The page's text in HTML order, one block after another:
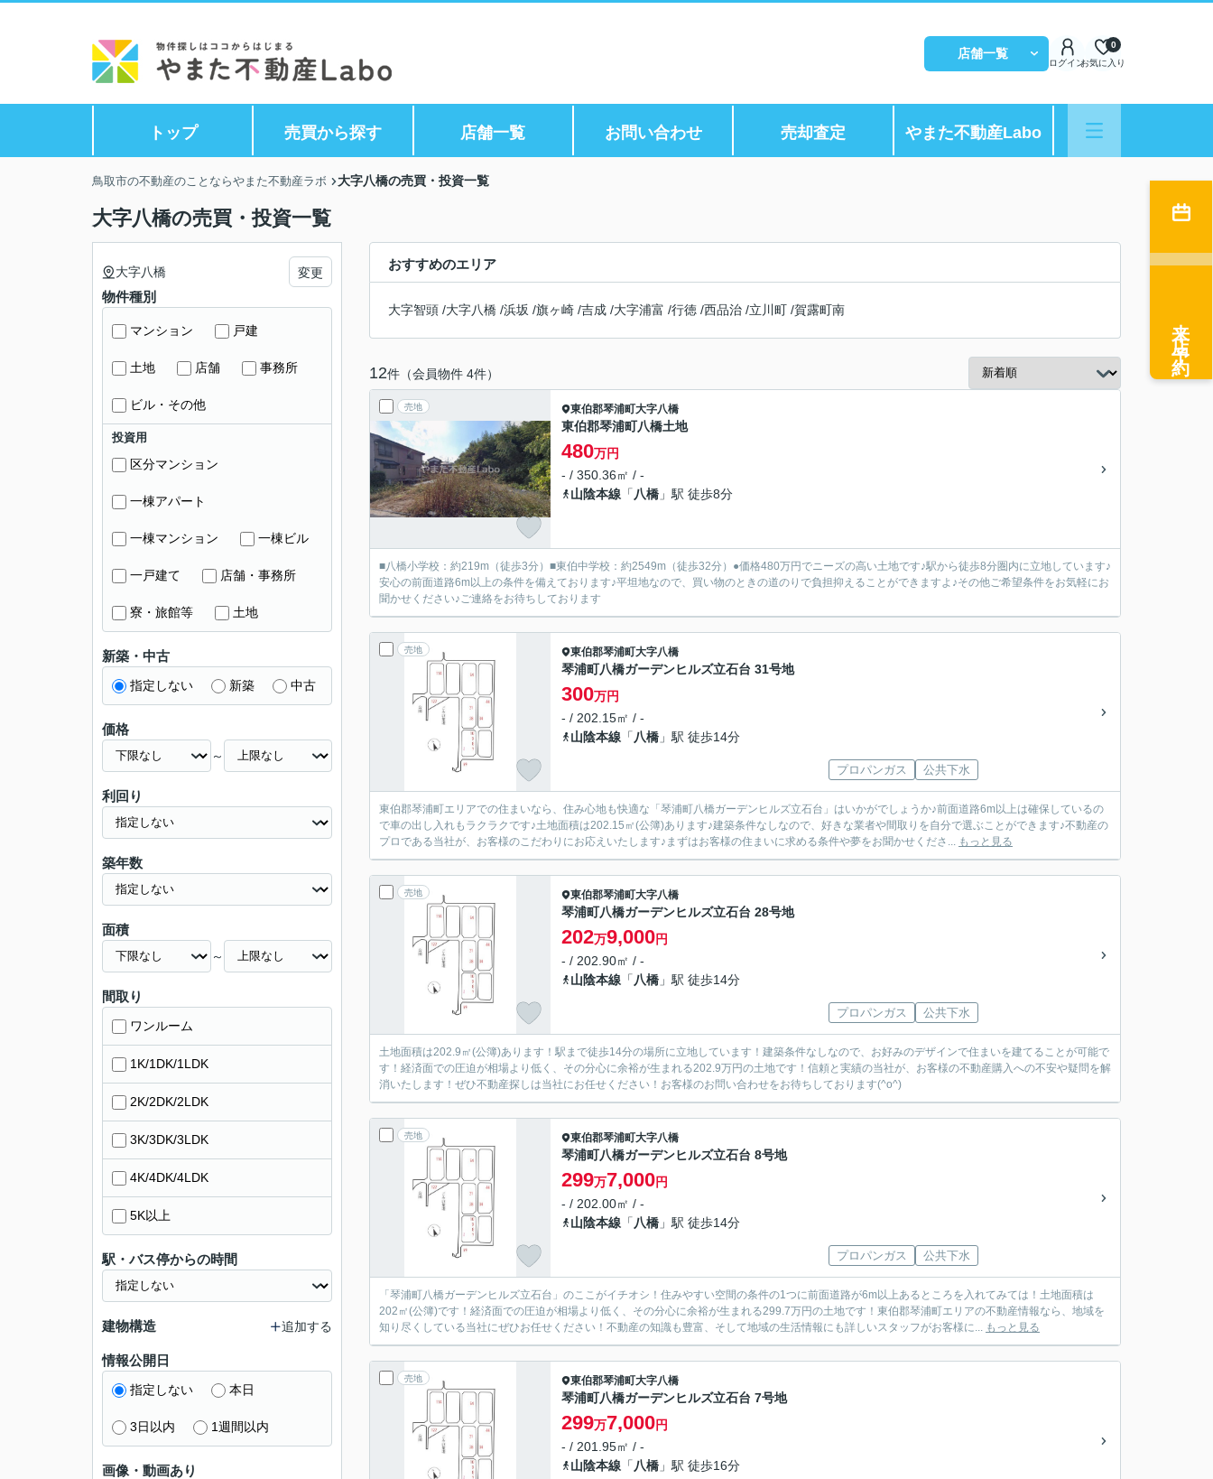
店舗一覧
ログインお気に入り
0
トップ 売買から探す 店舗一覧 お問い合わせ 売却査定 やまた不動産Labo
鳥取市の不動産のことならやまた不動産ラボ 大字八橋の売買・投資一覧
大字八橋の売買・投資一覧
おすすめのエリア
大字智頭 /大字八橋 /浜坂 /旗ヶ崎 /吉成 /大字浦富 /行徳 /西品治 /立川町 /賀露町南
12件（会員物件 4件）
売地 東伯郡琴浦町大字八橋
東伯郡琴浦町八橋土地
480万円
- / 350.36㎡ / -
山陰本線 「 八橋 」駅 徒歩8分
■八橋小学校：約219m（徒歩3分）■東伯中学校：約2549m（徒歩32分）●価格480万円でニーズの高い土地です♪駅から徒歩8分圏内に立地しています♪
安心の前面道路6m以上の条件を備えております♪平坦地なので、買い物のときの道のりで負担抑えることができますよ♪その他ご希望条件をお気軽にお
聞かせください♪ご連絡をお待ちしております
売地 東伯郡琴浦町大字八橋
琴浦町八橋ガーデンヒルズ立石台 31号地
300万円
- / 202.15㎡ / -
山陰本線 「 八橋 」駅 徒歩14分
プロパンガス 公共下水
東伯郡琴浦町エリアでの住まいなら、住み心地も快適な「琴浦町八橋ガーデンヒルズ立石台」はいかがでしょうか♪前面道路6m以上は確保しているの
で車の出し入れもラクラクです♪土地面積は202.15㎡(公簿)あります♪建築条件なしなので、好きな業者や間取りを自分で選ぶことができます♪不動産の
プロである当社が、お客様のこだわりにお応えいたします♪まずはお客様の住まいに求める条件や夢をお聞かせくださ... もっと見る
売地 東伯郡琴浦町大字八橋
琴浦町八橋ガーデンヒルズ立石台 28号地
202万9,000円
- / 202.90㎡ / -
山陰本線 「 八橋 」駅 徒歩14分
プロパンガス 公共下水
土地面積は202.9㎡(公簿)あります！駅まで徒歩14分の場所に立地しています！建築条件なしなので、お好みのデザインで住まいを建てることが可能で
す！経済面での圧迫が相場より低く、その分心に余裕が生まれる202.9万円の土地です！信頼と実績の当社が、お客様の不動産購入への不安や疑問を解
消いたします！ぜひ不動産探しは当社にお任せください！お客様のお問い合わせをお待ちしております(^o^)
売地 東伯郡琴浦町大字八橋
琴浦町八橋ガーデンヒルズ立石台 8号地
299万7,000円
- / 202.00㎡ / -
山陰本線 「 八橋 」駅 徒歩14分
プロパンガス 公共下水
「琴浦町八橋ガーデンヒルズ立石台」のここがイチオシ！住みやすい空間の条件の1つに前面道路が6m以上あるところを入れてみては！土地面積は
202㎡(公簿)です！経済面での圧迫が相場より低く、その分心に余裕が生まれる299.7万円の土地です！東伯郡琴浦町エリアの不動産情報なら、地域を
知り尽くしている当社にぜひお任せください！不動産の知識も豊富、そして地域の生活情報にも詳しいスタッフがお客様に... もっと見る
売地 東伯郡琴浦町大字八橋
琴浦町八橋ガーデンヒルズ立石台 7号地
299万7,000円
- / 201.95㎡ / -
山陰本線 「 八橋 」駅 徒歩16分
大字八橋 変更
物件種別
マンション 戸建
土地 店舗 事務所
ビル・その他
投資用
区分マンション
一棟アパート
一棟マンション 一棟ビル
一戸建て 店舗・事務所
寮・旅館等 土地
新築・中古
指定しない 新築 中古
価格
～
利回り
築年数
面積
～
間取り
ワンルーム
1K/1DK/1LDK
2K/2DK/2LDK
3K/3DK/3LDK
4K/4DK/4LDK
5K以上
駅・バス停からの時間
建物構造 追加する
情報公開日
指定しない 本日
3日以内 1週間以内
画像・動画あり
来店予約